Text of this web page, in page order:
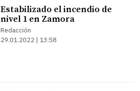
Estabilizado el incendio de
nivel 1 en Zamora
Redacción
29.01.2022 | 13:58